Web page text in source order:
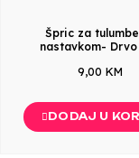
Špric za
nastavkom- Drvo
9,00 KM
DODAJ U